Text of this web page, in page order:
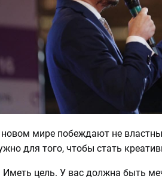
мире побеждают не
для того, чтобы стать
Иметь цель. У вас должна быть